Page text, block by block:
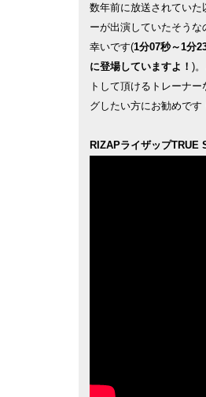
数年前に放送されていた
ーが出演していたそうな
幸いです(1分07秒～1分
に登場していますよ！ )
トして頂けるトレーナ
グしたい方にお勧めです
RIZAPライザップTRUE